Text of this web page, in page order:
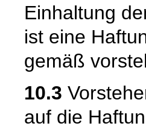
Einhaltung
ist eine
gemäß
10.3
auf die